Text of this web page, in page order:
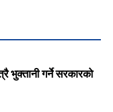
भुक्तानी गर्ने सरकारको